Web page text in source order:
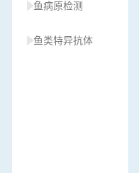
鱼病原检测
鱼类特异抗体